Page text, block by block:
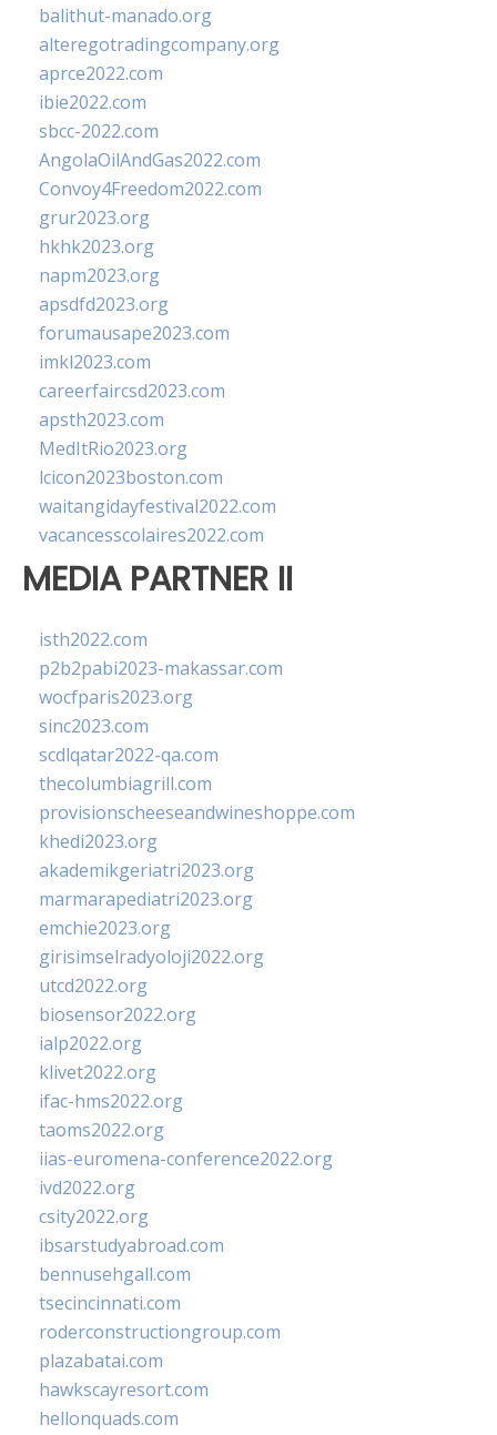
balithut-manado.org
alteregotradingcompany.org
aprce2022.com
ibie2022.com
sbcc-2022.com
AngolaOilAndGas2022.com
Convoy4Freedom2022.com
grur2023.org
hkhk2023.org
napm2023.org
apsdfd2023.org
forumausape2023.com
imkl2023.com
careerfaircsd2023.com
apsth2023.com
MedItRio2023.org
lcicon2023boston.com
waitangidayfestival2022.com
vacancesscolaires2022.com
MEDIA PARTNER II
isth2022.com
p2b2pabi2023-makassar.com
wocfparis2023.org
sinc2023.com
scdlqatar2022-qa.com
thecolumbiagrill.com
provisionscheeseandwineshoppe.com
khedi2023.org
akademikgeriatri2023.org
marmarapediatri2023.org
emchie2023.org
girisimselradyoloji2022.org
utcd2022.org
biosensor2022.org
ialp2022.org
klivet2022.org
ifac-hms2022.org
taoms2022.org
iias-euromena-conference2022.org
ivd2022.org
csity2022.org
ibsarstudyabroad.com
bennusehgall.com
tsecincinnati.com
roderconstructiongroup.com
plazabatai.com
hawkscayresort.com
hellonquads.com